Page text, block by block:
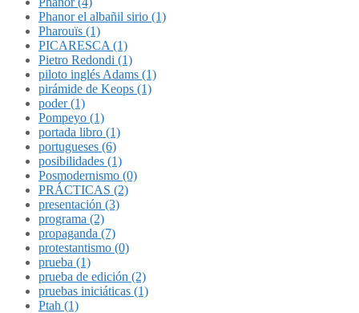
Phanor el albañil sirio (1)
Pharouïs (1)
PICARESCA (1)
Pietro Redondi (1)
piloto inglés Adams (1)
pirámide de Keops (1)
poder (1)
Pompeyo (1)
portada libro (1)
portugueses (6)
posibilidades (1)
Posmodernismo (0)
PRÁCTICAS (2)
presentación (3)
programa (2)
propaganda (7)
protestantismo (0)
prueba (1)
prueba de edición (2)
pruebas iniciáticas (1)
Ptah (1)